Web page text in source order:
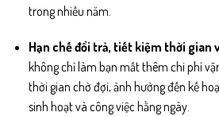
trong nhiều năm.
Hạn chế đổi trả, tiết kiệm thời gian
không chỉ làm bạn mất thêm chi phí
thời gian chờ đợi, ảnh hưởng đến kế
sinh hoạt và công việc hằng ngày.